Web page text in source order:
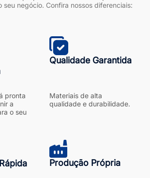
seu negócio. Confira nossos diferenciais:
Qualidade Garantida
Produção Própria
pronta
a
o seu
Materiais de alta
qualidade e durabilidade.